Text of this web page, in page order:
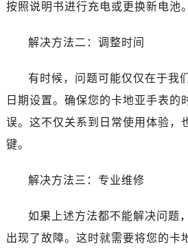
按照说明书进行充电或更换新电池。
解决方法二：调整时间
有时候，问题可能仅仅在于我
日期设置。确保您的卡地亚手表的
误。这不仅关系到日常使用体验，
键。
解决方法三：专业维修
如果上述方法都不能解决问题
出现了故障。这时就需要将您的卡